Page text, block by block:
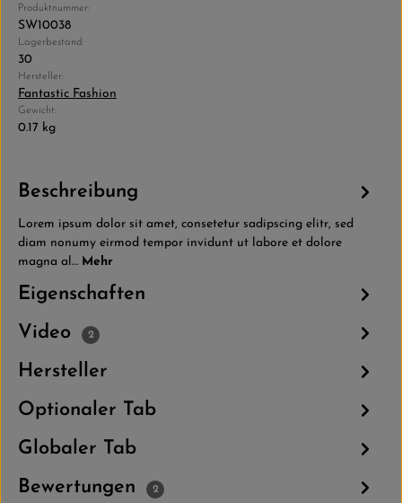
Produktnummer:
SW10038
Lagerbestand:
30
Hersteller:
Fantastic Fashion
Gewicht:
0.17 kg
Beschreibung
Lorem ipsum dolor sit amet, consetetur sadipscing elitr, sed
diam nonumy eirmod tempor invidunt ut labore et dolore
magna al… Mehr
Eigenschaften
Video 2
Hersteller
Optionaler Tab
Globaler Tab
Bewertungen 2